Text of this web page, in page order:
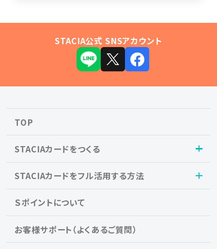
STACIA公式 SNSアカウント
TOP
STACIAカードをつくる
STACIAカードをフル活用する方法
Ｓポイントについて
お客様サポート（よくあるご質問）